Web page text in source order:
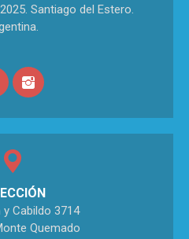
Santiago del Estero.
y Cabildo 3714
Quemado